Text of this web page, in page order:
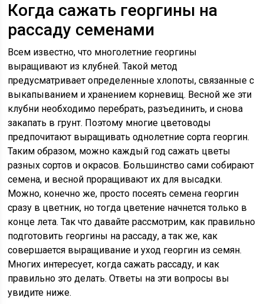
Когда сажать георгины на
рассаду семенами
Всем известно, что многолетние георгины
выращивают из клубней. Такой метод
предусматривает определенные хлопоты, связанные с
выкапыванием и хранением корневищ. Весной же эти
клубни необходимо перебрать, разъединить, и снова
закапать в грунт. Поэтому многие цветоводы
предпочитают выращивать однолетние сорта георгин.
Таким образом, можно каждый год сажать цветы
разных сортов и окрасов. Большинство сами собирают
семена, и весной проращивают их для высадки.
Можно, конечно же, просто посеять семена георгин
сразу в цветник, но тогда цветение начнется только в
конце лета. Так что давайте рассмотрим, как правильно
подготовить георгины на рассаду, а так же, как
совершается выращивание и уход георгин из семян.
Многих интересует, когда сажать рассаду, и как
правильно это делать. Ответы на эти вопросы вы
увидите ниже.